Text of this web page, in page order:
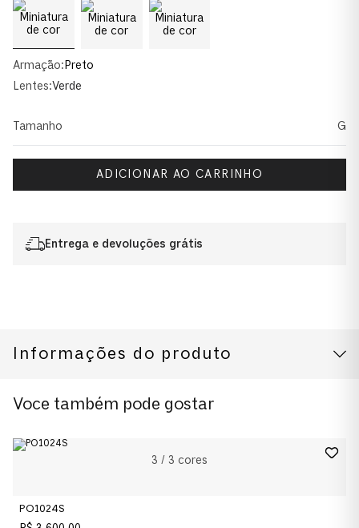
Armação: Preto
Lentes:Verde
Tamanho G
ADICIONAR AO CARRINHO
Entrega e devoluções grátis
Informações do produto
CUIDADOS COM O PRODUTO
0PO3342S 63 95/58
Cor da Armação
Cor das Lentes
Voce também pode gostar
3 / 3 cores
PO1024S